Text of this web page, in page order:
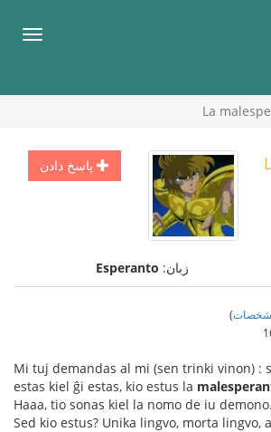
La
پاسخ دادن
زبان: Esperanto
)
Mi tuj demandas al mi (sen trinki vinon) :
estas kiel ĝi estas, kio estus la
Haaa, tio sonas kiel la nomo de iu
Sed kio estus? Unika lingvo, morta lingvo,